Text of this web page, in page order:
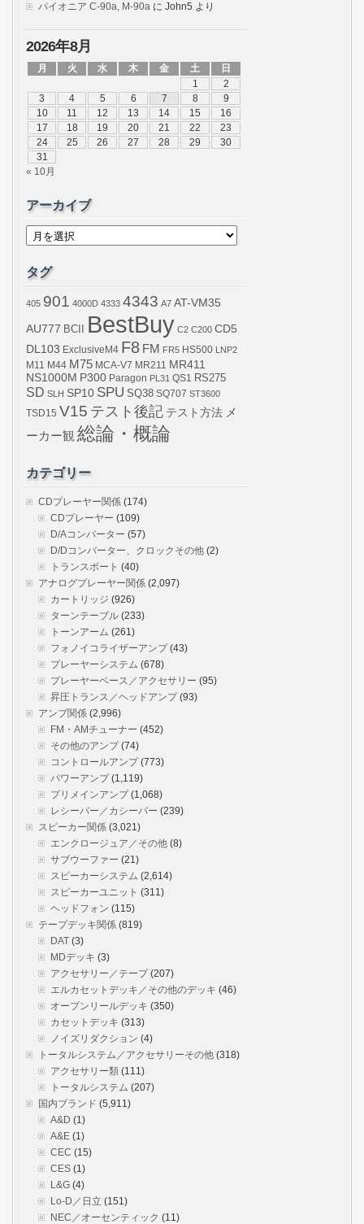
パイオニア C-90a, M-90a に John5 より
2026年8月
月 火 水 木 金 土
日
1
2
3
4 5 6 7 8
9
10
11 12 13 14 15
16
17
18 19 20 21 22
23
24
25 26 27 28 29
30
31
« 10月
アーカイブ
ア
イ
ブ
タグ
405 901 4000D 4333 4343 A7 AT-VM35
AU777 BCII BestBuy C2 C200 CD5
DL103 ExclusiveM4 F8 FM FR5 HS500 LNP2
M11
M44 M75 MCA-V7 MR211 MR411
NS1000M P300 Paragon PL31 QS1 RS275
SD SLH SP10 SPU SQ38 SQ707 ST3600
TSD15 V15 テスト後記 テスト方法 メ
ーカー観 総論・概論
カテゴリー
CDプレーヤー関係 (174)
CDプレーヤー (109)
D/Aコンバーター (57)
D/Dコンバーター、クロックその他 (2)
トランスボート (40)
アナログプレーヤー関係 (2,097)
カートリッジ (926)
ターンテーブル (233)
トーンアーム (261)
フォノイコライザーアンプ(43)
プレーヤーシステム (678)
プレーヤーベース／アクセサリー (95)
昇圧トランス／ヘッドアンプ(93)
アンプ関係 (2,996)
FM・AMチューナー (452)
その他のアンプ(74)
コントロールアンプ(773)
パワーアンプ(1,119)
プリメインアンプ(1,068)
レシーバー／カシーバー (239)
スピーカー関係 (3,021)
エンクロージュア／その他 (8)
サブウーファー (21)
スピーカーシステム (2,614)
スピーカーユニット (311)
ヘッドフォン (115)
テープデッキ関係 (819)
DAT (3)
MDデッキ (3)
アクセサリー／テープ(207)
エルカセットデッキ／その他のデッキ (46)
オープンリールデッキ (350)
カセットデッキ (313)
ノイズリダクション (4)
トータルシステム／アクセサリーその他 (318)
アクセサリー類 (111)
トータルシステム (207)
国内ブランド (5,911)
A&D (1)
A&E (1)
CEC (15)
CES (1)
L&G (4)
Lo-D／日立 (151)
NEC／オーセンティック (11)